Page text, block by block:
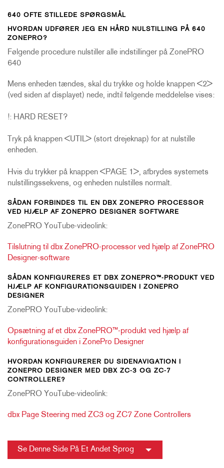
640 OFTE STILLEDE SPØRGSMÅL
HVORDAN UDFØRER JEG EN HÅRD NULSTILLING PÅ 640
ZONEPRO?
Følgende procedure nulstiller alle indstillinger på ZonePRO
640
Mens enheden tændes, skal du trykke og holde knappen <2>
(ved siden af displayet) nede, indtil følgende meddelelse vises:
!: HARD RESET?
Tryk på knappen <UTIL> (stort drejeknap) for at nulstille
enheden.
Hvis du trykker på knappen <PAGE 1>, afbrydes systemets
nulstillingssekvens, og enheden nulstilles normalt.
SÅDAN FORBINDES TIL EN DBX ZONEPRO PROCESSOR
VED HJÆLP AF ZONEPRO DESIGNER SOFTWARE
ZonePRO YouTube-videolink:
Tilslutning til dbx ZonePRO-processor ved hjælp af ZonePRO
Designer-software
SÅDAN KONFIGURERES ET DBX ZONEPRO™-PRODUKT VED
HJÆLP AF KONFIGURATIONSGUIDEN I ZONEPRO
DESIGNER
ZonePRO YouTube-videolink:
Opsætning af et dbx ZonePRO™-produkt ved hjælp af
konfigurationsguiden i ZonePro Designer
HVORDAN KONFIGURERER DU SIDENAVIGATION I
ZONEPRO DESIGNER MED DBX ZC-3 OG ZC-7
CONTROLLERE?
ZonePRO YouTube-videolink:
dbx Page Steering med ZC3 og ZC7 Zone Controllers
Se Denne Side På Et Andet Sprog